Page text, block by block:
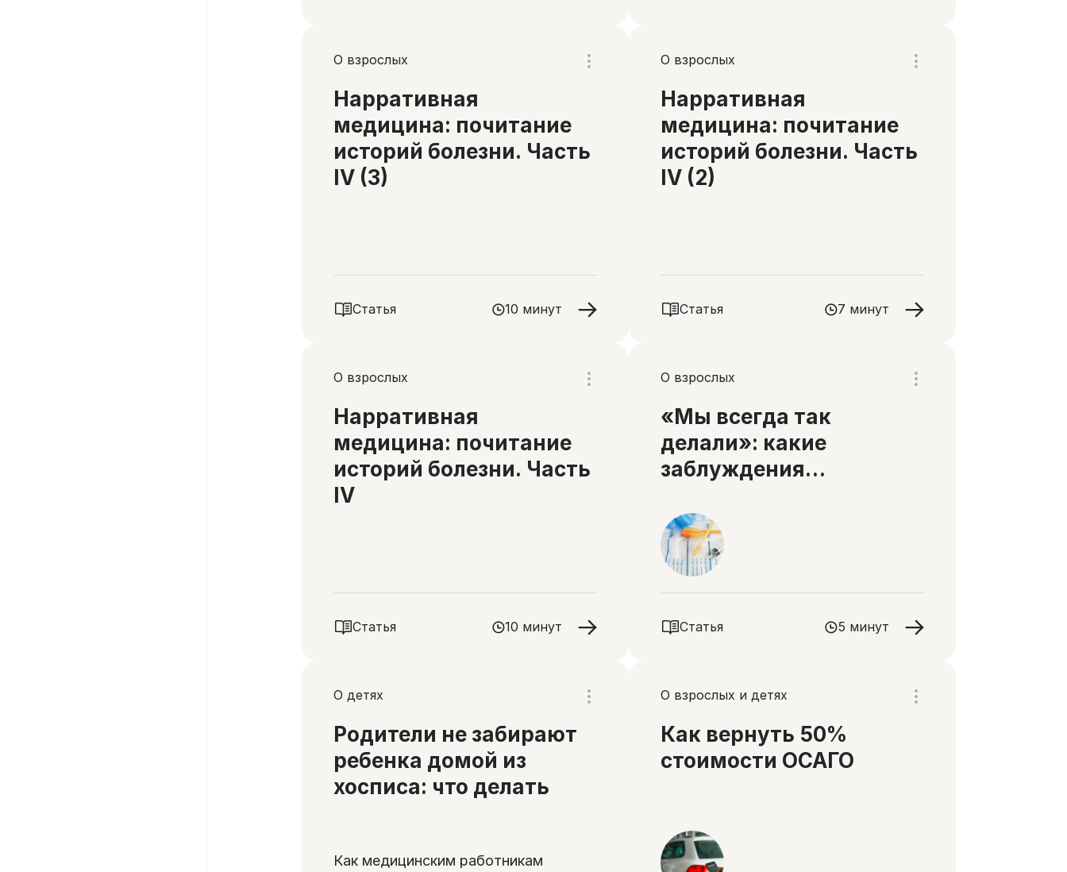
О взрослых
Нарративная
медицина: почитание
историй болезни. Часть
IV (3)
Статья 10 минут
О взрослых
Нарративная
медицина: почитание
историй болезни. Часть
IV (2)
Статья 7 минут
О взрослых
Нарративная
медицина: почитание
историй болезни. Часть
IV
Статья 10 минут
О взрослых
«Мы всегда так
делали»: какие
заблуждения
специалистов вредят
пациентам
Статья 5 минут
О детях
Родители не забирают
ребенка домой из
хосписа: что делать
Как медицинским работникам
О взрослых и детях
Как вернуть 50%
стоимости ОСАГО